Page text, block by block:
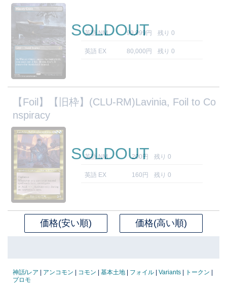
英語 NM 99,999円 残り 0
英語 EX 80,000円 残り 0
SOLDOUT
【Foil】【旧枠】(CLU-RM)Lavinia, Foil to Co
nspiracy
英語 NM 200円 残り 0
英語 EX 160円 残り 0
SOLDOUT
価格(安い順) 価格(高い順)
神話/レア | アンコモン | コモン | 基本土地 | フォイル | Variants | トークン |
プロモ